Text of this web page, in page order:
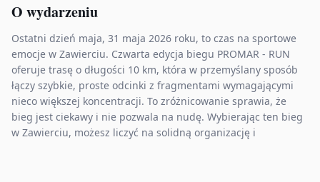
O wydarzeniu
Ostatni dzień maja, 31 maja 2026 roku, to czas na sportowe
emocje w Zawierciu. Czwarta edycja biegu PROMAR - RUN
oferuje trasę o długości 10 km, która w przemyślany sposób
łączy szybkie, proste odcinki z fragmentami wymagającymi
nieco większej koncentracji. To zróżnicowanie sprawia, że
bieg jest ciekawy i nie pozwala na nudę. Wybierając ten bieg
w Zawierciu, możesz liczyć na solidną organizację i